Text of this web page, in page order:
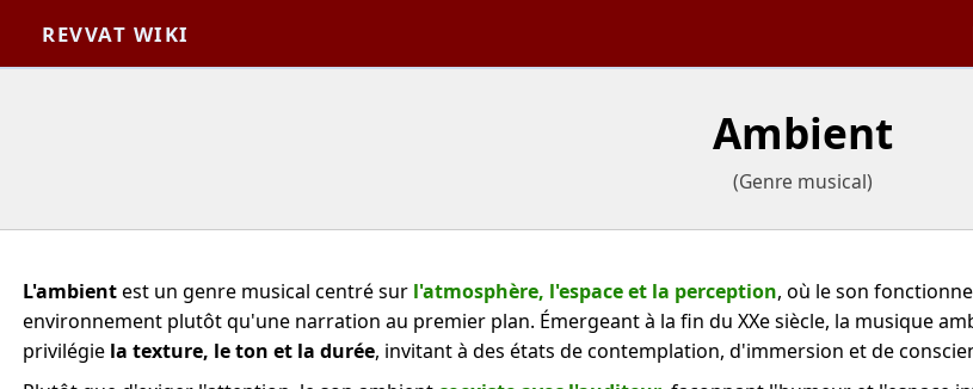
REVVAT WIKI
Ambient
(Genre musical)
L'ambientest un genre musical centré sur l'atmosphère, l'espace et la perception, où le son
environnement plutôt qu'une narration au premier plan. Émergeant à la fin du XXe siècle, la musique
privilégie la texture, le ton et la durée, invitant à des états de contemplation, d'immersion et de